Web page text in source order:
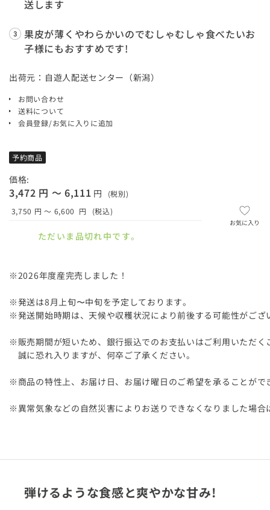
送します
果皮が薄くやわらかいのでむしゃむしゃ食べたいお
子様にもおすすめです!
出荷元：自遊人配送センター（新潟）
お問い合わせ
送料について
会員登録/お気に入りに追加
予約商品
価格:
3,472 円 ～ 6,111 円
(税別)
3,750 円 ～ 6,600 円 (税込)
ただいま品切れ中です。
お気に入り
※2026年度産完売しました！
※発送は8月上旬〜中旬を予定しております。
※発送開始時期は、天候や収穫状況により前後する可能性がござ
※販売期間が短いため、銀行振込でのお支払いはご利用いただく
誠に恐れ入りますが、何卒ご了承ください。
※商品の特性上、お届け日、お届け曜日のご希望を承ることがで
※異常気象などの自然災害によりお送りできなくなりました場合
弾けるような食感と爽やかな甘み!